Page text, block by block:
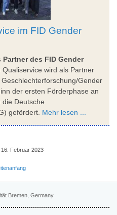
im FID Gender
des FID Gender
wird als Partner
Gender
der ersten Förderphase an
Deutsche
gefördert. Mehr lesen ...
Februar 2023
Bremen, Germany